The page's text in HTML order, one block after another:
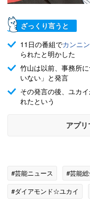
ざっくり言うと
11日の番組でカンニ
られたと明かした
竹山は以前、事務所
いない」と発言
その発言の後、ユカ
れたという
アプ
#芸能ニュース #芸能
#ダイアモンド☆ユカイ